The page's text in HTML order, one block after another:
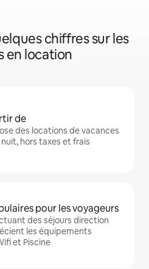
chiffres sur les
en location
de
des locations de vacances
hors taxes et frais
pour les voyageurs
des séjours direction
les équipements
et Piscine